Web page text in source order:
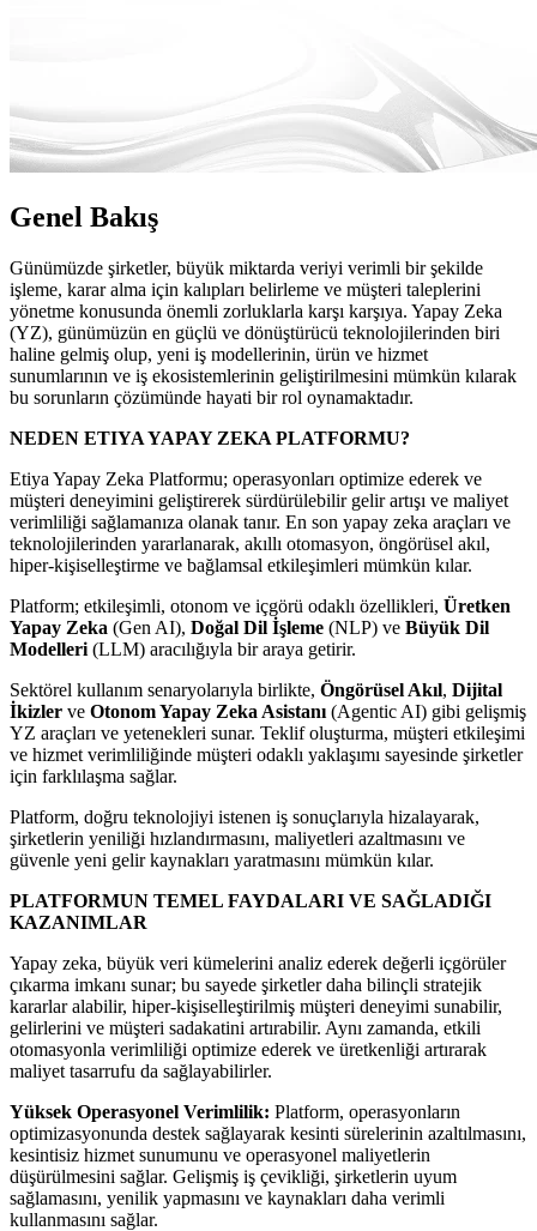
Genel Bakış
Günümüzde şirketler, büyük miktarda veriyi verimli bir şekilde
işleme, karar alma için kalıpları belirleme ve müşteri taleplerini
yönetme konusunda önemli zorluklarla karşı karşıya. Yapay Zeka
(YZ), günümüzün en güçlü ve dönüştürücü teknolojilerinden biri
haline gelmiş olup, yeni iş modellerinin, ürün ve hizmet
sunumlarının ve iş ekosistemlerinin geliştirilmesini mümkün kılarak
bu sorunların çözümünde hayati bir rol oynamaktadır.
NEDEN ETIYA YAPAY ZEKA PLATFORMU?
Etiya Yapay Zeka Platformu; operasyonları optimize ederek ve
müşteri deneyimini geliştirerek sürdürülebilir gelir artışı ve maliyet
verimliliği sağlamanıza olanak tanır. En son yapay zeka araçları ve
teknolojilerinden yararlanarak, akıllı otomasyon, öngörüsel akıl,
hiper-kişiselleştirme ve bağlamsal etkileşimleri mümkün kılar.
Platform; etkileşimli, otonom ve içgörü odaklı özellikleri, Üretken
Yapay Zeka (Gen AI), Doğal Dil İşleme (NLP) ve Büyük Dil
Modelleri (LLM) aracılığıyla bir araya getirir.
Sektörel kullanım senaryolarıyla birlikte, Öngörüsel Akıl, Dijital
İkizler ve Otonom Yapay Zeka Asistanı (Agentic AI) gibi gelişmiş
YZ araçları ve yetenekleri sunar. Teklif oluşturma, müşteri etkileşimi
ve hizmet verimliliğinde müşteri odaklı yaklaşımı sayesinde şirketler
için farklılaşma sağlar.
Platform, doğru teknolojiyi istenen iş sonuçlarıyla hizalayarak,
şirketlerin yeniliği hızlandırmasını, maliyetleri azaltmasını ve
güvenle yeni gelir kaynakları yaratmasını mümkün kılar.
PLATFORMUN TEMEL FAYDALARI VE SAĞLADIĞI
KAZANIMLAR
Yapay zeka, büyük veri kümelerini analiz ederek değerli içgörüler
çıkarma imkanı sunar; bu sayede şirketler daha bilinçli stratejik
kararlar alabilir, hiper-kişiselleştirilmiş müşteri deneyimi sunabilir,
gelirlerini ve müşteri sadakatini artırabilir. Aynı zamanda, etkili
otomasyonla verimliliği optimize ederek ve üretkenliği artırarak
maliyet tasarrufu da sağlayabilirler.
Yüksek Operasyonel Verimlilik: Platform, operasyonların
optimizasyonunda destek sağlayarak kesinti sürelerinin azaltılmasını,
kesintisiz hizmet sunumunu ve operasyonel maliyetlerin
düşürülmesini sağlar. Gelişmiş iş çevikliği, şirketlerin uyum
sağlamasını, yenilik yapmasını ve kaynakları daha verimli
kullanmasını sağlar.